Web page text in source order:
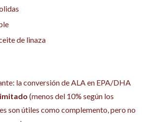
de linaza
la conversión de ALA en EPA/DHA
(menos del 10% según los
son útiles como complemento, pero no